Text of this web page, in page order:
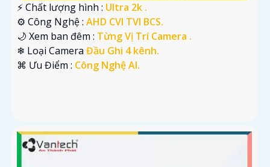
️⚡ Chất lượng hình : Ultra 2k .
⚙ Công Nghệ : AHD CVI TVI BCS.
🌙 Xem ban đêm : Từng Vị Trí Camera .
❄ Loại Camera Đầu Ghi 4 kênh.
️⌘ Ưu Điểm : Công Nghệ AI.